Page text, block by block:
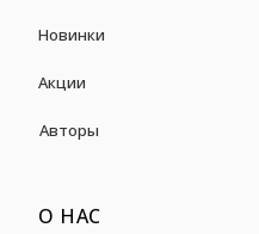
Новинки
Акции
О НАС
Авторы